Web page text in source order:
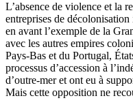
L’absence de violence et la
entreprises de
en avant l’exemple de la
avec les autres empires
Pays-Bas et du Portugal,
processus d’accession à
d’outre-mer et ont eu à
Mais cette opposition ne